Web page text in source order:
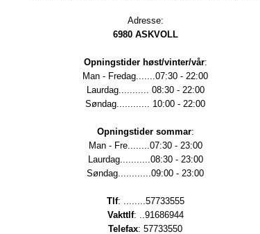
Adresse:
6980 ASKVOLL
Opningstider høst/vinter/vår:
Man - Fredag.......07:30 - 22:00
Laurdag........... 08:30 - 22:00
Søndag............ 10:00 - 22:00
Opningstider sommar:
Man - Fre........07:30 - 23:00
Laurdag...........08:30 - 23:00
Søndag............09:00 - 23:00
Tlf: ........57733555
Vakttlf: ..91686944
Telefax: 57733550